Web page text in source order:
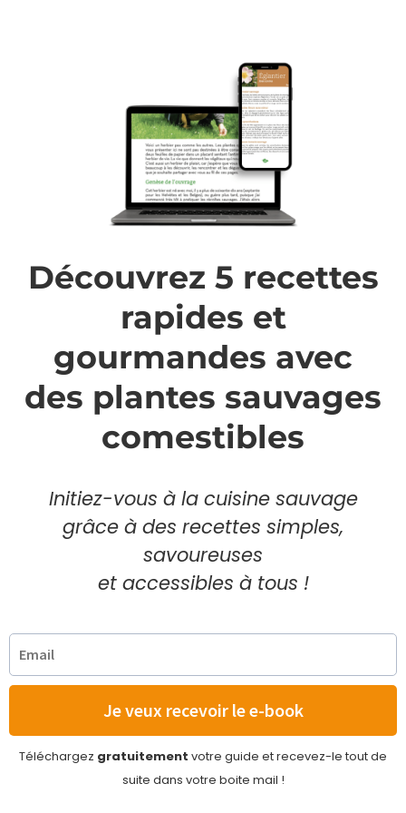
Découvrez 5 recettes
rapides et
gourmandes avec
des plantes sauvages
comestibles
Initiez-vous à la cuisine sauvage
grâce à des recettes simples,
savoureuses
et accessibles à tous !
Je veux recevoir le e-book
Téléchargez gratuitement votre guide et recevez-le tout de
suite dans votre boite mail !